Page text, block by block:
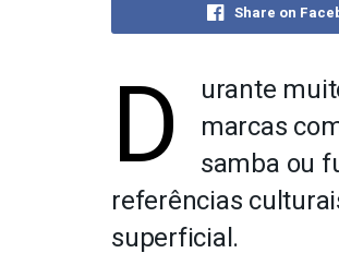
Share on
D
urante
marcas
samba ou
referências
superficial.